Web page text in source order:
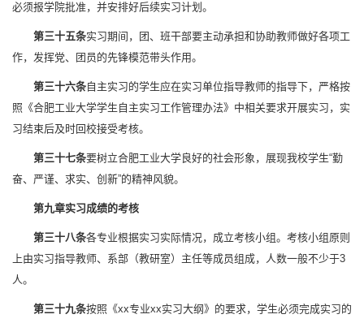
必须报学院批准，并安排好后续实习计划。
第三十五条实习期间，团、班干部要主动承担和协助教师做好各项工
作，发挥党、团员的先锋模范带头作用。
第三十六条自主实习的学生应在实习单位指导教师的指导下，严格按
照《合肥工业大学学生自主实习工作管理办法》中相关要求开展实习，实
习结束后及时回校接受考核。
第三十七条要树立合肥工业大学良好的社会形象，展现我校学生“勤
奋、严谨、求实、创新”的精神风貌。
第九章实习成绩的考核
第三十八条各专业根据实习实际情况，成立考核小组。考核小组原则
上由实习指导教师、系部（教研室）主任等成员组成，人数一般不少于3
人。
第三十九条按照《xx专业xx实习大纲》的要求，学生必须完成实习的